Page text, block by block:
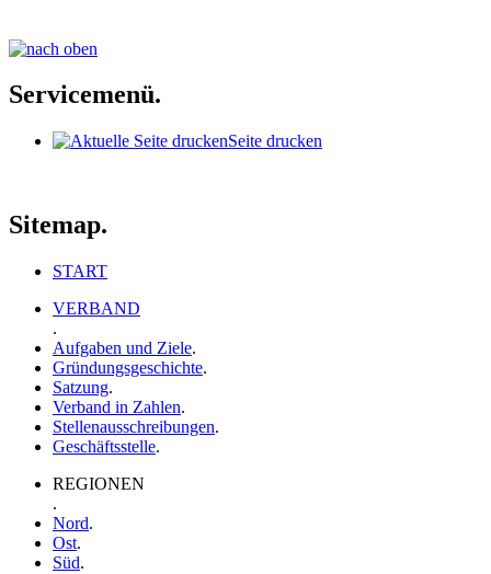
Servicemenü.
Seite drucken
Sitemap.
START
VERBAND
.
Aufgaben und Ziele.
Gründungsgeschichte.
Satzung.
Verband in Zahlen.
Stellenausschreibungen.
Geschäftsstelle.
REGIONEN
.
Nord.
Ost.
Süd.